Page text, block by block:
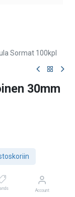
Account
Sormat 100kpl
30mm